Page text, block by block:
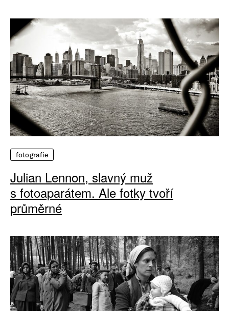
fotografie
Julian Lennon, slavný muž
s fotoaparátem. Ale fotky tvoří
průměrné